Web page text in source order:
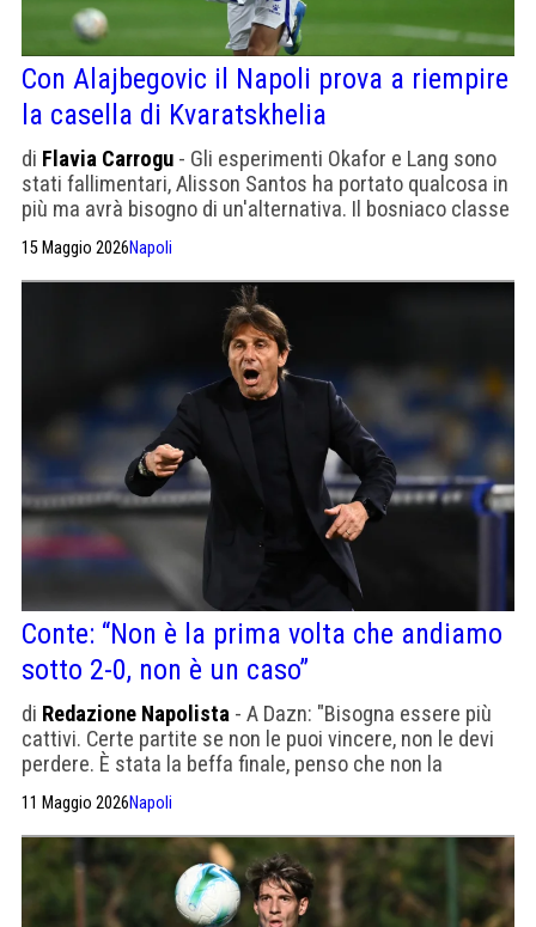
Con Alajbegovic il Napoli prova a riempire
la casella di Kvaratskhelia
di Flavia Carrogu - Gli esperimenti Okafor e Lang sono
stati fallimentari, Alisson Santos ha portato qualcosa in
più ma avrà bisogno di un'alternativa. Il bosniaco classe
ringiovanire la rosa.
15 Maggio 2026Napoli
Conte: “Non è la prima volta che andiamo
sotto 2-0, non è un caso”
di Redazione Napolista - A Dazn: "Bisogna essere più
cattivi. Certe partite se non le puoi vincere, non le devi
perdere. È stata la beffa finale, penso che non la
11 Maggio 2026Napoli